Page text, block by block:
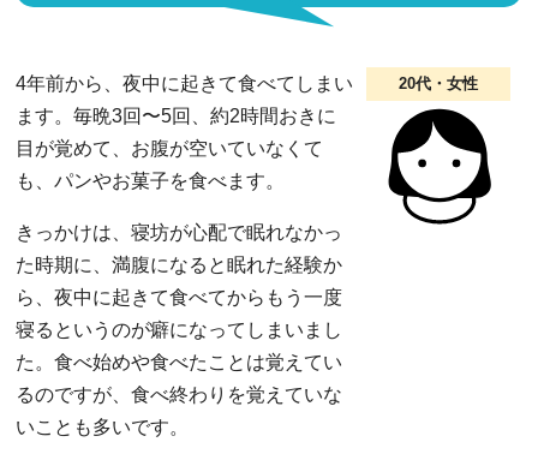
20代・女性
4年前から、夜中に起きて食べてしまい
ます。毎晩3回〜5回、約2時間おきに
目が覚めて、お腹が空いていなくて
も、パンやお菓子を食べます。
きっかけは、寝坊が心配で眠れなかっ
た時期に、満腹になると眠れた経験か
ら、夜中に起きて食べてからもう一度
寝るというのが癖になってしまいまし
た。食べ始めや食べたことは覚えてい
るのですが、食べ終わりを覚えていな
いことも多いです。